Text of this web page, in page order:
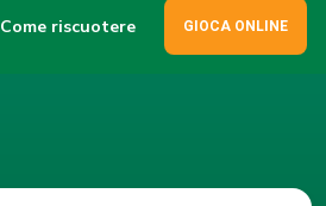
Come riscuotere GIOCA ONLINE